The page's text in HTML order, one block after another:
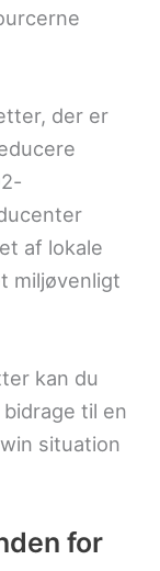
der er
af lokale
miljøvenligt
kan du
til en
situation
for